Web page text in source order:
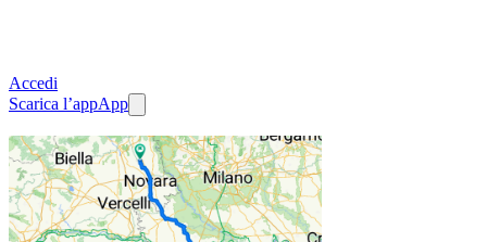
Accedi
Scarica l’appApp